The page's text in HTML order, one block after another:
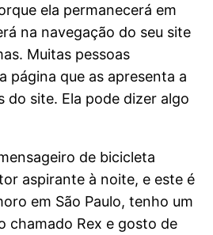
ela permanecerá em
na navegação do seu site
Muitas pessoas
página que as apresenta a
do site. Ela pode dizer algo
de bicicleta
aspirante à noite, e este é
em São Paulo, tenho um
chamado Rex e gosto de